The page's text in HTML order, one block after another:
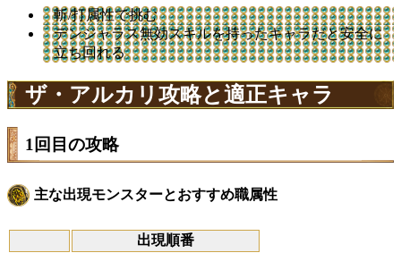
斬/打属性で挑む
デンジャラス無効スキルを持ったキャラだと安全に
立ち回れる
ザ・アルカリ攻略と適正キャラ
1回目の攻略
主な出現モンスターとおすすめ職属性
出現順番